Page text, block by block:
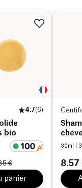
4.7(6)
bio
€
panier
bio
30ml |
8.57